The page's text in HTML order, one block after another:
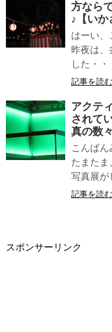
方なら
♪【いか
はーい、
昨夜は、
した・
記事を読む
アクテ
されて
真の数
こんばん
たまたま
写真展が
記事を読む
スポンサーリンク